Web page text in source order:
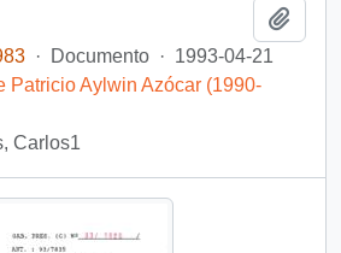
· Documento · 1993-04-21
Patricio Aylwin Azócar (1990-
Carlos1